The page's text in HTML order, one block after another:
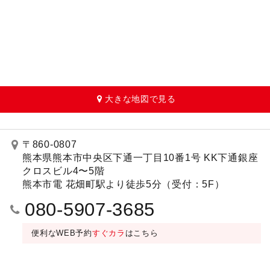
大きな地図で見る
〒860-0807
熊本県熊本市中央区下通一丁目10番1号 KK下通銀座
クロスビル4〜5階
熊本市電 花畑町駅より徒歩5分（受付：5F）
080-5907-3685
便利なWEB予約すぐカラ はこちら